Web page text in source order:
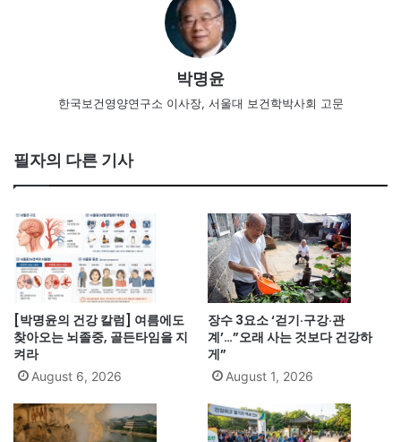
박명윤
한국보건영양연구소 이사장, 서울대 보건학박사회 고문
필자의 다른 기사
[박명윤의 건강 칼럼] 여름에도
찾아오는 뇌졸중, 골든타임을 지
켜라
August 6, 2026
장수 3요소 ‘걷기·구강·관
계’…”오래 사는 것보다 건강하
게”
August 1, 2026